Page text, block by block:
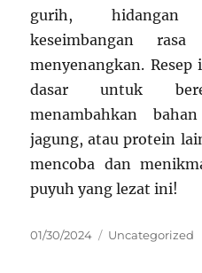
gurih, hidangan
keseimbangan
menyenangkan.
dasar untuk
menambahkan
jagung, atau protein
mencoba dan
puyuh yang lezat ini!
Posted
01/30/2024 Categories
Uncategorized